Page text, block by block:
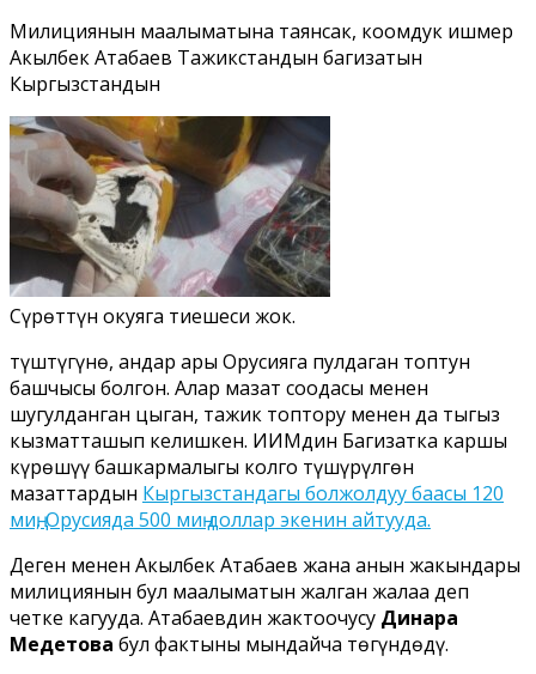
​Милициянын маалыматына таянсак, коомдук ишмер
Акылбек Атабаев Тажикстандын баңгизатын
Кыргызстандын
Сүрөттүн окуяга тиешеси жок.
түштүгүнө, андар ары Орусияга пулдаган топтун
башчысы болгон. Алар маңзат соодасы менен
шугулданган цыган, тажик топтору менен да тыгыз
кызматташып келишкен. ИИМдин Баңгизатка каршы
күрөшүү башкармалыгы колго түшүрүлгөн
маңзаттардын Кыргызстандагы болжолдуу баасы 120
миң, Орусияда 500 миң доллар экенин айтууда.
Деген менен Акылбек Атабаев жана анын жакындары
милициянын бул маалыматын жалган жалаа деп
четке кагууда. Атабаевдин жактоочусу Динара
Медетова бул фактыны мындайча төгүндөдү.